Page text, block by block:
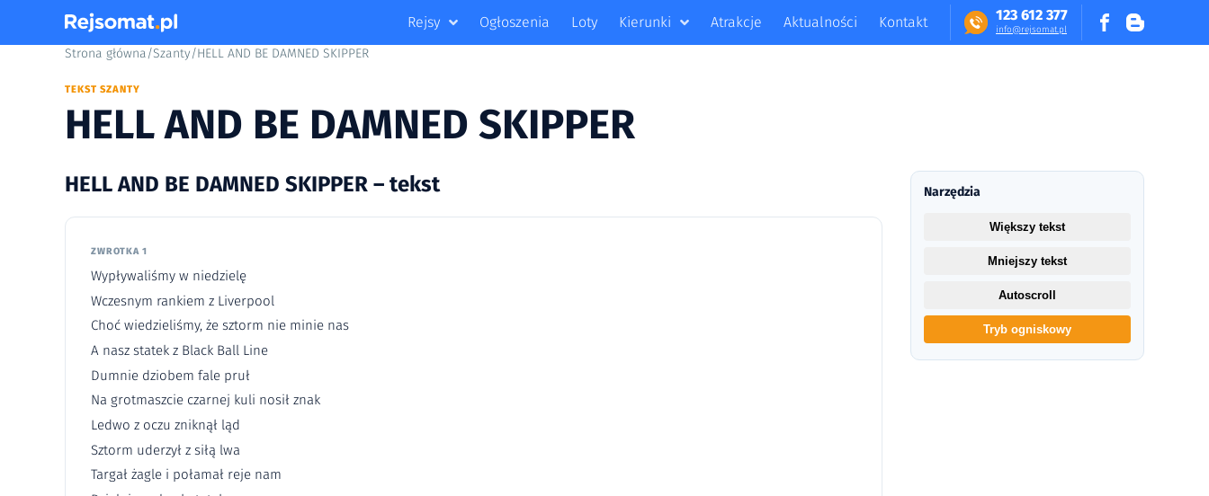
123 612 377
in​fo​@​​rej​somat​.​pl
Rejsy Ogłoszenia Loty Kierunki Atrakcje Aktualności Kontakt
Strona główna/Szanty/HELL AND BE DAMNED SKIPPER
TEKST SZANTY
HELL AND BE DAMNED SKIPPER
HELL AND BE DAMNED SKIPPER – tekst
ZWROTKA 1
Wypływaliśmy w niedzielę
Wczesnym rankiem z Liverpool
Choć wiedzieliśmy, że sztorm nie minie nas
A nasz statek z Black Ball Line
Dumnie dziobem fale pruł
Na grotmaszcie czarnej kuli nosił znak
Ledwo z oczu zniknął ląd
Sztorm uderzył z siłą lwa
Targał żagle i połamał reje nam
Narzędzia
Większy tekst
Mniejszy tekst
Autoscroll
Tryb ogniskowy